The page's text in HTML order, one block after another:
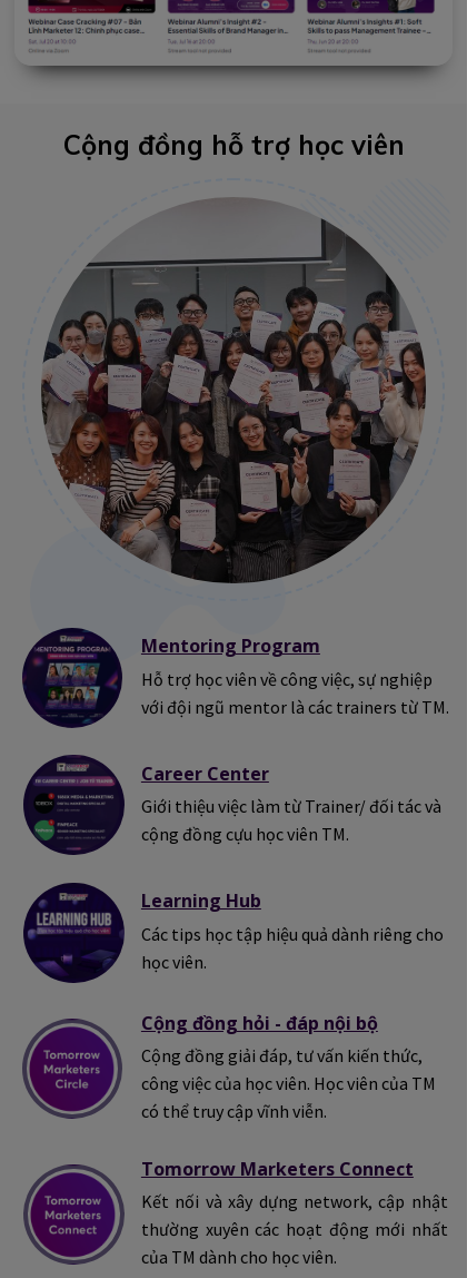
Mentoring Program
Hỗ trợ học viên về công việc, sự nghiệp
với đội ngũ mentor là các trainers từ TM.
Learning Hub
Các tips học tập hiệu quả dành riêng cho
học viên.
Career Center
Giới thiệu việc làm từ Trainer/ đối tác và
cộng đồng cựu học viên TM.
Cộng đồng hỏi - đáp nội bộ
Cộng đồng giải đáp, tư vấn kiến thức,
công việc của học viên. Học viên của TM
có thể truy cập vĩnh viễn.
Tomorrow Marketers Connect
Kết nối và xây dựng network, cập nhật
thường xuyên các hoạt động mới nhất
của TM dành cho học viên.
Cộng đồng hỗ trợ học viên